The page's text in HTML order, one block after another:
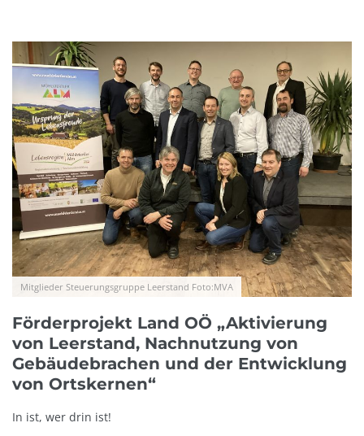
Mitglieder Steuerungsgruppe Leerstand Foto:MVA
Förderprojekt Land OÖ „Aktivierung
von Leerstand, Nachnutzung von
Gebäudebrachen und der Entwicklung
von Ortskernen“
In ist, wer drin ist!